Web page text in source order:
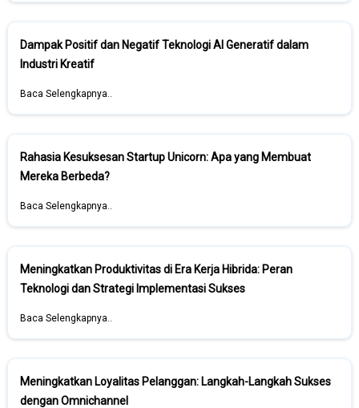
Dampak Positif dan Negatif Teknologi AI Generatif dalam
Industri Kreatif
Baca Selengkapnya..
Rahasia Kesuksesan Startup Unicorn: Apa yang Membuat
Mereka Berbeda?
Baca Selengkapnya..
Meningkatkan Produktivitas di Era Kerja Hibrida: Peran
Teknologi dan Strategi Implementasi Sukses
Baca Selengkapnya..
Meningkatkan Loyalitas Pelanggan: Langkah-Langkah Sukses
dengan Omnichannel